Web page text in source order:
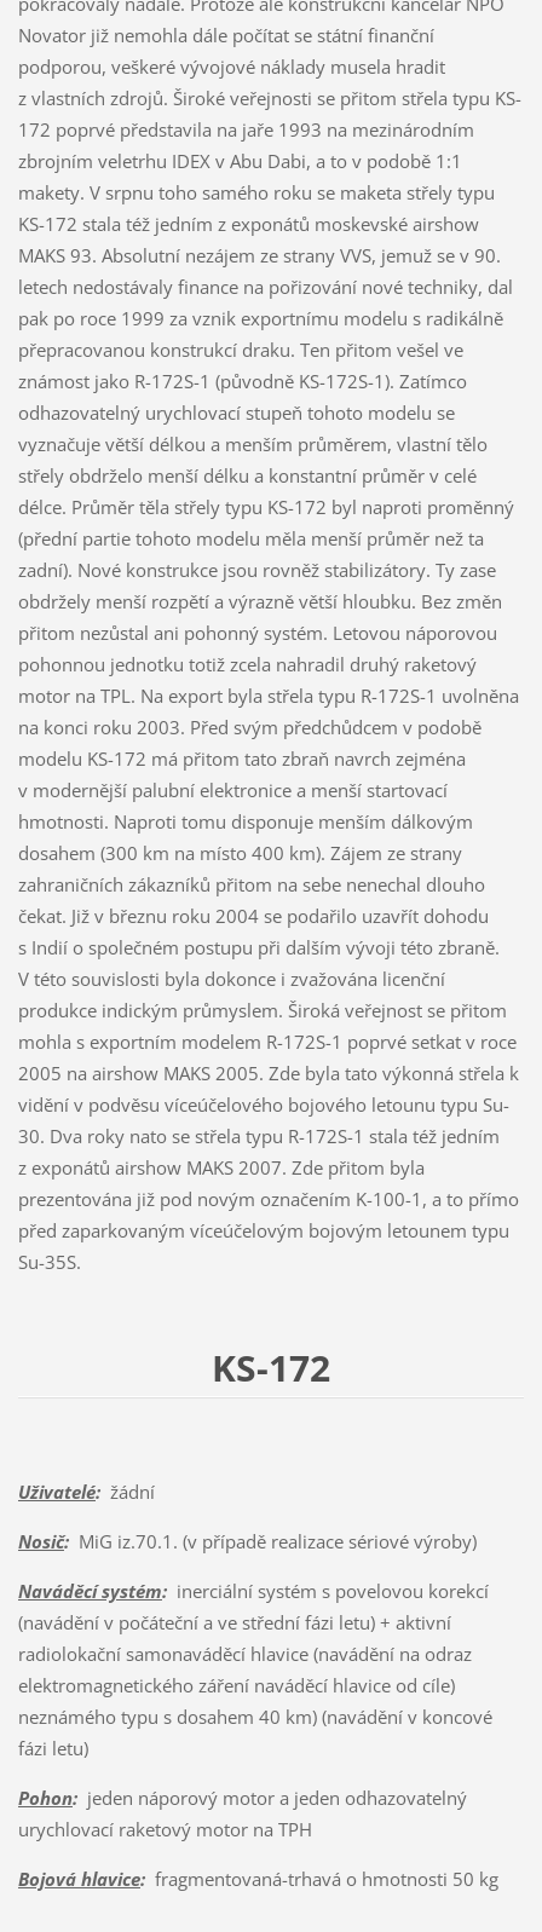
Novator již nemohla dále počítat se státní finanční
podporou, veškeré vývojové náklady musela hradit
z vlastních zdrojů. Široké veřejnosti se přitom střela typu KS-
172 poprvé představila na jaře 1993 na mezinárodním
zbrojním veletrhu IDEX v Abu Dabi, a to v podobě 1:1
makety. V srpnu toho samého roku se maketa střely typu
KS-172 stala též jedním z exponátů moskevské airshow
MAKS 93. Absolutní nezájem ze strany VVS, jemuž se v 90.
letech nedostávaly finance na pořizování nové techniky, dal
pak po roce 1999 za vznik exportnímu modelu s radikálně
přepracovanou konstrukcí draku. Ten přitom vešel ve
známost jako R-172S-1 (původně KS-172S-1). Zatímco
odhazovatelný urychlovací stupeň tohoto modelu se
vyznačuje větší délkou a menším průměrem, vlastní tělo
střely obdrželo menší délku a konstantní průměr v celé
délce. Průměr těla střely typu KS-172 byl naproti proměnný
(přední partie tohoto modelu měla menší průměr než ta
zadní). Nové konstrukce jsou rovněž stabilizátory. Ty zase
obdržely menší rozpětí a výrazně větší hloubku. Bez změn
přitom nezůstal ani pohonný systém. Letovou náporovou
pohonnou jednotku totiž zcela nahradil druhý raketový
motor na TPL. Na export byla střela typu R-172S-1 uvolněna
na konci roku 2003. Před svým předchůdcem v podobě
modelu KS-172 má přitom tato zbraň navrch zejména
v modernější palubní elektronice a menší startovací
hmotnosti. Naproti tomu disponuje menším dálkovým
dosahem (300 km na místo 400 km). Zájem ze strany
zahraničních zákazníků přitom na sebe nenechal dlouho
čekat. Již v březnu roku 2004 se podařilo uzavřít dohodu
s Indií o společném postupu při dalším vývoji této zbraně.
V této souvislosti byla dokonce i zvažována licenční
produkce indickým průmyslem. Široká veřejnost se přitom
mohla s exportním modelem R-172S-1 poprvé setkat v roce
2005 na airshow MAKS 2005. Zde byla tato výkonná střela k
vidění v podvěsu víceúčelového bojového letounu typu Su-
30. Dva roky nato se střela typu R-172S-1 stala též jedním
z exponátů airshow MAKS 2007. Zde přitom byla
prezentována již pod novým označením K-100-1, a to přímo
před zaparkovaným víceúčelovým bojovým letounem typu
Su-35S.
KS-172
Uživatelé:žádní
Nosič:MiG iz.70.1. (v případě realizace sériové výroby)
Naváděcí systém:inerciální systém s povelovou korekcí
(navádění v počáteční a ve střední fázi letu) + aktivní
radiolokační samonaváděcí hlavice (navádění na odraz
elektromagnetického záření naváděcí hlavice od cíle)
neznámého typu s dosahem 40 km) (navádění v koncové
fázi letu)
Pohon:jeden náporový motor a jeden odhazovatelný
urychlovací raketový motor na TPH
Bojová hlavice:fragmentovaná-trhavá o hmotnosti 50 kg